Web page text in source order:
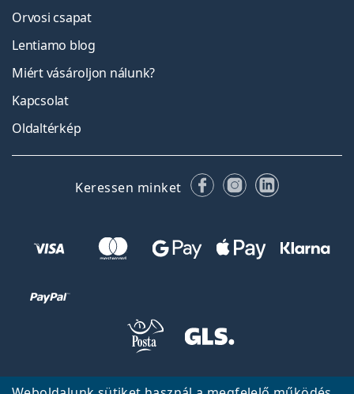
Orvosi csapat
Lentiamo blog
Miért vásároljon nálunk?
Kapcsolat
Oldaltérkép
Keressen minket FacebookInstagram
LinkedIn
Vissza a főoldalra Fel